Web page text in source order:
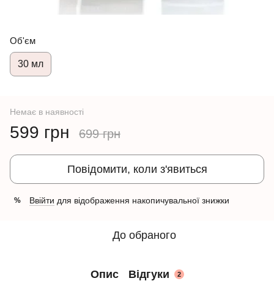
Об'єм
30 мл
Немає в наявності
599 грн 699 грн
Повідомити, коли з'явиться
% Ввійти для відображення накопичувальної знижки
До обраного
Опис Відгуки 2